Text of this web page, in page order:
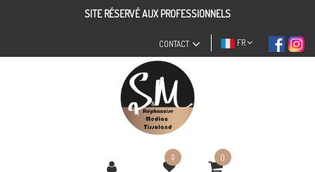
SITE RÉSERVÉ AUX PROFESSIONNELS
FR
CONTACT
0 0